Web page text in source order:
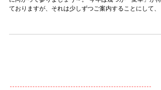
寒い日が続いていますが、季節はすっかり春！ 新しい目標